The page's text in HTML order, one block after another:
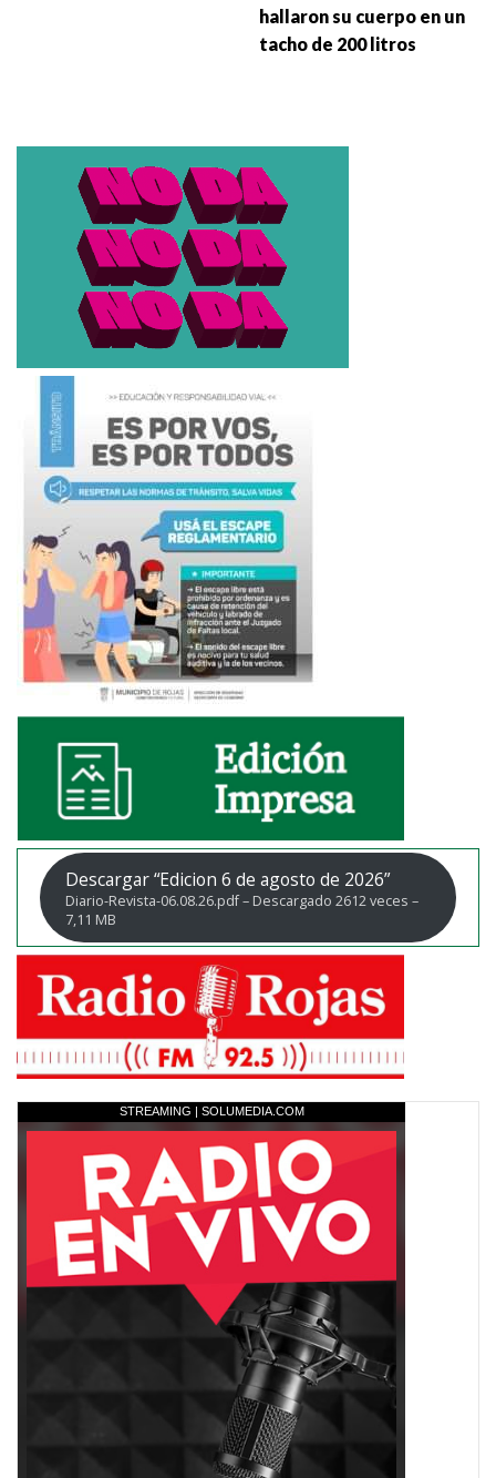
hallaron su cuerpo en un
tacho de 200 litros
Descargar “Edicion 6 de agosto de 2026”
Diario-Revista-06.08.26.pdf – Descargado 2612 veces –
7,11 MB